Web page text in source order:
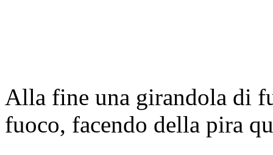
Alla fine una girandola di
fuoco, facendo della pira